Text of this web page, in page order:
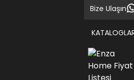
Bize Ulaşın